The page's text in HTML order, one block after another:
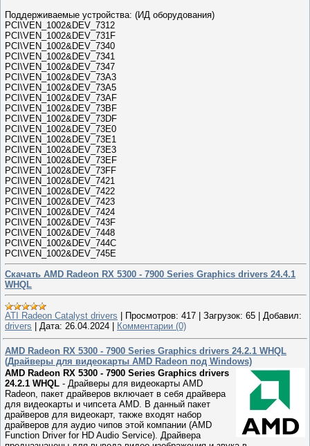
Поддерживаемые устройства: (ИД оборудования)
PCI\VEN_1002&DEV_7312
PCI\VEN_1002&DEV_731F
PCI\VEN_1002&DEV_7340
PCI\VEN_1002&DEV_7341
PCI\VEN_1002&DEV_7347
PCI\VEN_1002&DEV_73A3
PCI\VEN_1002&DEV_73A5
PCI\VEN_1002&DEV_73AF
PCI\VEN_1002&DEV_73BF
PCI\VEN_1002&DEV_73DF
PCI\VEN_1002&DEV_73E0
PCI\VEN_1002&DEV_73E1
PCI\VEN_1002&DEV_73E3
PCI\VEN_1002&DEV_73EF
PCI\VEN_1002&DEV_73FF
PCI\VEN_1002&DEV_7421
PCI\VEN_1002&DEV_7422
PCI\VEN_1002&DEV_7423
PCI\VEN_1002&DEV_7424
PCI\VEN_1002&DEV_743F
PCI\VEN_1002&DEV_7448
PCI\VEN_1002&DEV_744C
PCI\VEN_1002&DEV_745E
Скачать AMD Radeon RX 5300 - 7900 Series Graphics drivers 24.4.1
WHQL
ATI Radeon Catalyst drivers | Просмотров: 417 | Загрузок: 65 | Добавил:
drivers | Дата: 26.04.2024 | Комментарии (0)
AMD Radeon RX 5300 - 7900 Series Graphics drivers 24.2.1 WHQL
(Драйверы для видеокарты AMD Radeon под Windows)
AMD Radeon RX 5300 - 7900 Series Graphics drivers
24.2.1 WHQL - Драйверы для видеокарты AMD
Radeon, пакет драйверов включает в себя драйвера
для видеокарты и чипсета AMD. В данный пакет
драйверов для видеокарт, также входят набор
драйверов для аудио чипов этой компании (AMD
Function Driver for HD Audio Service). Драйвера